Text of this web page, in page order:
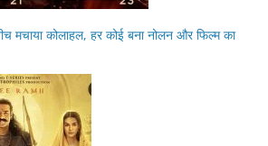
मचाया कोलाहल, हर कोई बना नोलन और फिल्म का